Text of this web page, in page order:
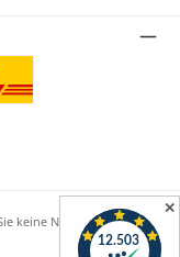
keine Neuigkeiten mehr.
✕